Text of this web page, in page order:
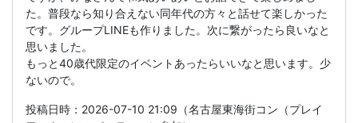
た。普段なら知り合えない同年代の方々と話せて楽しかった
です。グループLINEも作りました。次に繋がったら良いなと
思いました。
もっと40歳代限定のイベントあったらいいなと思います。少
ないので。
投稿日時：2026-07-10 21:09（名古屋東海街コン（プレイ